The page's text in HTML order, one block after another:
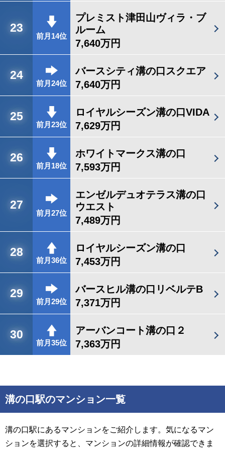
23
前月14位
プレミスト津田山ヴィラ・ブ
ルーム
7,640万円
24
前月24位
バースシティ溝の口スクエア
7,640万円
25
前月23位
ロイヤルシーズン溝の口VIDA
7,629万円
26
前月18位
ホワイトマークス溝の口
7,593万円
27
前月27位
エンゼルデュオテラス溝の口
ウエスト
7,489万円
28
前月36位
ロイヤルシーズン溝の口
7,453万円
29
前月29位
バースヒル溝の口リベルテB
7,371万円
30
前月35位
アーバンコート溝の口２
7,363万円
溝の口駅のマンション一覧
溝の口駅にあるマンションをご紹介します。気になるマン
ションを選択すると、マンションの詳細情報が確認できま